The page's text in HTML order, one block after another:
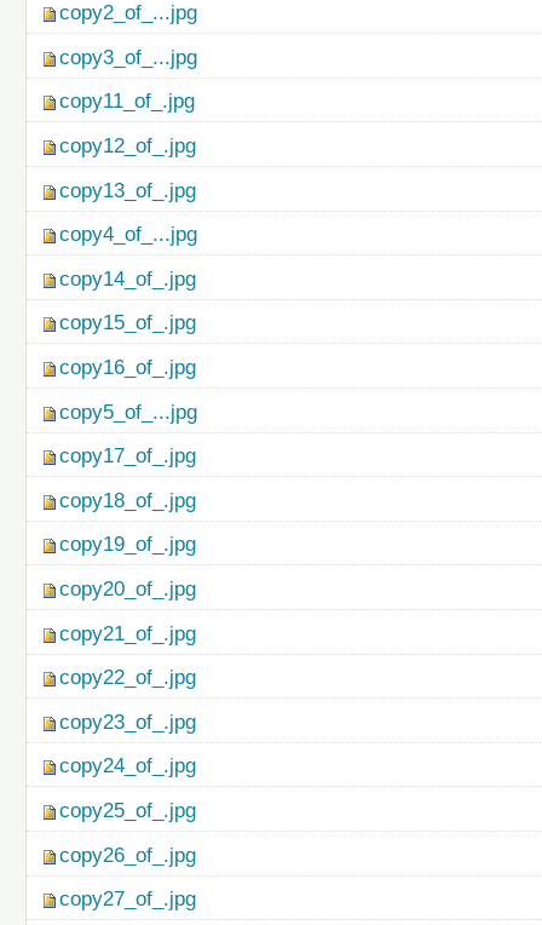
copy2_of_...jpg
copy3_of_...jpg
copy11_of_.jpg
copy12_of_.jpg
copy13_of_.jpg
copy4_of_...jpg
copy14_of_.jpg
copy15_of_.jpg
copy16_of_.jpg
copy5_of_...jpg
copy17_of_.jpg
copy18_of_.jpg
copy19_of_.jpg
copy20_of_.jpg
copy21_of_.jpg
copy22_of_.jpg
copy23_of_.jpg
copy24_of_.jpg
copy25_of_.jpg
copy26_of_.jpg
copy27_of_.jpg